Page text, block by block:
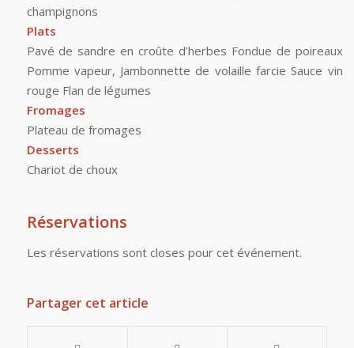
champignons
Plats
Pavé de sandre en croûte d’herbes Fondue de poireaux
Pomme vapeur, Jambonnette de volaille farcie Sauce vin
rouge Flan de légumes
Fromages
Plateau de fromages
Desserts
Chariot de choux
Réservations
Les réservations sont closes pour cet événement.
Partager cet article